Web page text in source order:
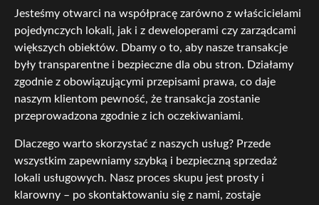
Jesteśmy otwarci na współpracę zarówno z właścicielami
pojedynczych lokali, jak i z deweloperami czy zarządcami
większych obiektów. Dbamy o to, aby nasze transakcje
były transparentne i bezpieczne dla obu stron. Działamy
zgodnie z obowiązującymi przepisami prawa, co daje
naszym klientom pewność, że transakcja zostanie
przeprowadzona zgodnie z ich oczekiwaniami.
Dlaczego warto skorzystać z naszych usług? Przede
wszystkim zapewniamy szybką i bezpieczną sprzedaż
lokali usługowych. Nasz proces skupu jest prosty i
klarowny – po skontaktowaniu się z nami, zostaje